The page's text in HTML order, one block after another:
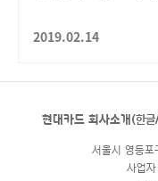
2019.02.14
현대카드 회사소개(한글
서울시 영등포
사업